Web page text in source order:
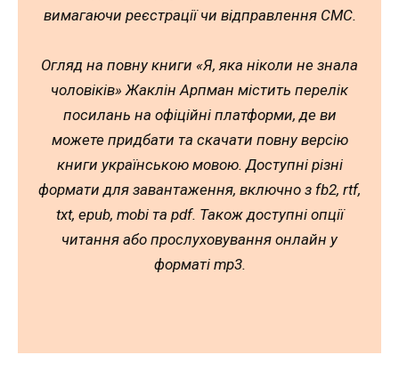
вимагаючи реєстрації чи відправлення СМС.
Огляд на повну книги «Я, яка ніколи не знала
чоловіків» Жаклін Арпман містить перелік
посилань на офіційні платформи, де ви
можете придбати та скачати повну версію
книги українською мовою. Доступні різні
формати для завантаження, включно з fb2, rtf,
txt, epub, mobi та pdf. Також доступні опції
читання або прослуховування онлайн у
форматі mp3.